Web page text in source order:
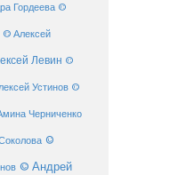
Гордеева ©
© Алексей
Левин ©
Устинов ©
Черниченко
©
© Андрей